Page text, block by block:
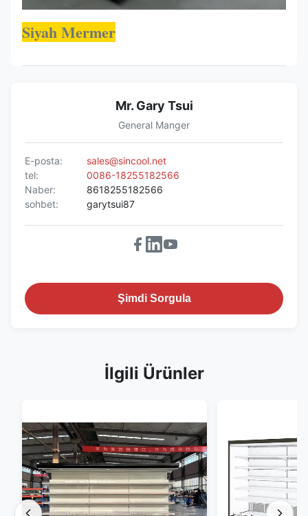
Siyah Mermer
Mr. Gary Tsui
General Manger
E-posta:
sales@sincool.net
tel:
0086-18255182566
Naber:
8618255182566
sohbet:
garytsui87
Şimdi Sorgula
İlgili Ürünler